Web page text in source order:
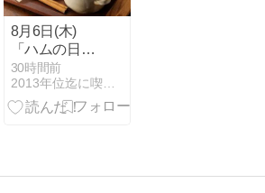
8月6日(木)
「ハムの日に
美味しい鶏ハ
ムを」
30時間前
2013年位迄に喫茶店を開店したいブログ